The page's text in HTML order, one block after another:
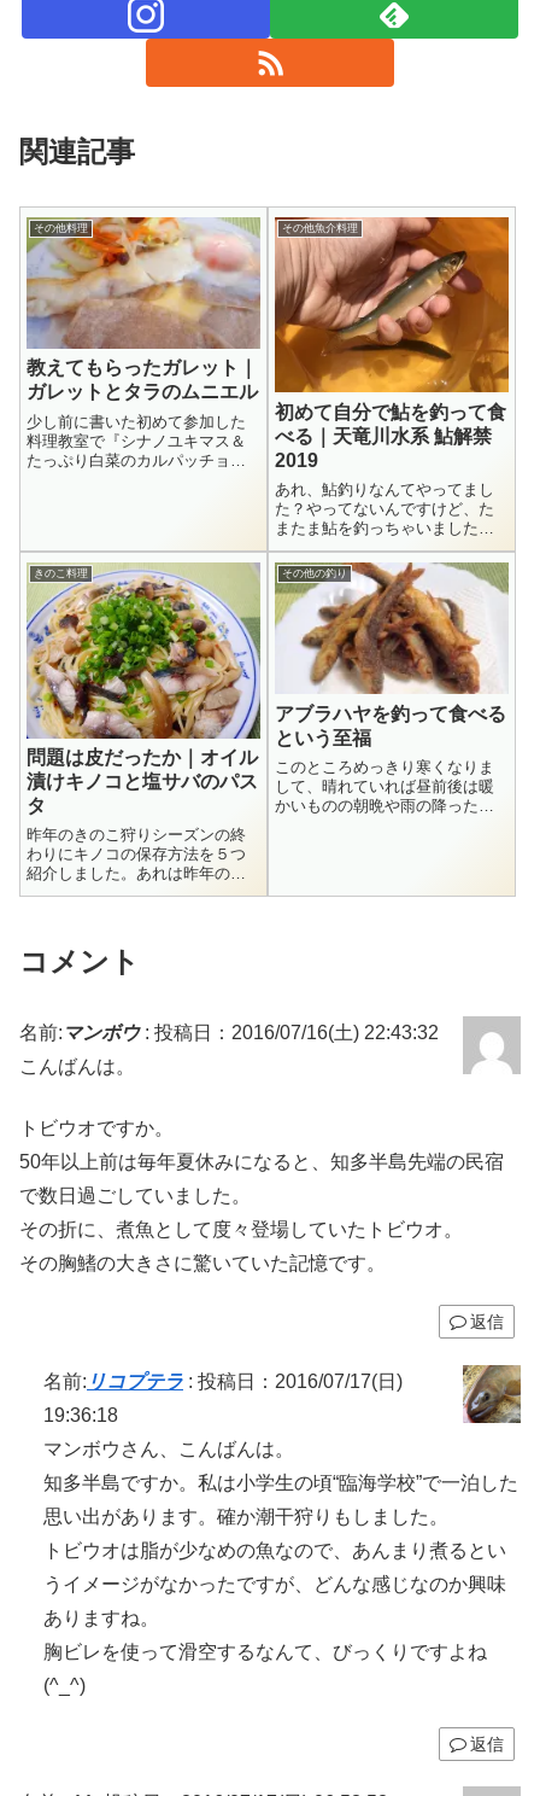
関連記事
その他料理
教えてもらったガレット｜
ガレットとタラのムニエル
少し前に書いた初めて参加した
料理教室で『シナノユキマス＆
たっぷり白菜のカルパッチョ』
たので、それに変えて再現した
いと思います。とにか...
その他魚介料理
初めて自分で鮎を釣って食
べる｜天竜川水系 鮎解禁
2019
あれ、鮎釣りなんてやってまし
た？やってないんですけど、た
またま鮎を釣っちゃいました。
鮎ってたまたま釣れるもの？？
まだ鮎が小さい｜天竜川水系鮎
解禁6月22日は天竜川水系の鮎解
禁日でした。私は今のところ鮎
釣りはしていないので特段興味
はないですが...
きのこ料理
問題は皮だったか｜オイル
漬けキノコと塩サバのパス
タ
昨年のきのこ狩りシーズンの終
わりにキノコの保存方法を５つ
紹介しました。あれは昨年の秋
でしたが、もう新しい春が近づ
中で、熟成されてうまみが増す
オリーブオイル漬けという方法
その他の釣り
アブラハヤを釣って食べる
という至福
このところめっきり寒くなりま
して、晴れていれば昼前後は暖
かいものの朝晩や雨の降った日
分って感じなんですが、最近日
コメント
名前: マンボウ: 投稿日：2016/07/16(土) 22:43:32
こんばんは。
トビウオですか。
50年以上前は毎年夏休みになると、知多半島先端の民宿
で数日過ごしていました。
その折に、煮魚として度々登場していたトビウオ。
その胸鰭の大きさに驚いていた記憶です。
返信
名前: リコプテラ : 投稿日：2016/07/17(日)
19:36:18
マンボウさん、こんばんは。
知多半島ですか。私は小学生の頃“臨海学校”で一泊した
思い出があります。確か潮干狩りもしました。
トビウオは脂が少なめの魚なので、あんまり煮るとい
うイメージがなかったですが、どんな感じなのか興味
ありますね。
胸ビレを使って滑空するなんて、びっくりですよね
(^_^)
返信